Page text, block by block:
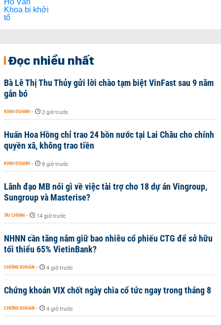
Đọc nhiều nhất
Bà Lê Thị Thu Thủy gửi lời chào tạm biệt VinFast sau 9 năm
gắn bó
KINH DOANH - 2 giờ trước
Huấn Hoa Hồng chỉ trao 24 bồn nước tại Lai Châu cho chính
quyền xã, không trao tiền
KINH DOANH - 8 giờ trước
Lãnh đạo MB nói gì về việc tài trợ cho 18 dự án Vingroup,
Sungroup và Masterise?
TÀI CHÍNH - 14 giờ trước
NHNN cần tăng nắm giữ bao nhiêu cổ phiếu CTG để sở hữu
tối thiểu 65% VietinBank?
CHỨNG KHOÁN - 4 giờ trước
Chứng khoán VIX chốt ngày chia cổ tức ngay trong tháng 8
CHỨNG KHOÁN - 4 giờ trước